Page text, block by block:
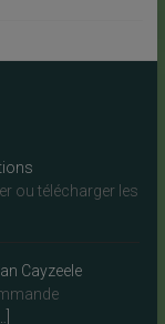
ou télécharger les
Cayzeele